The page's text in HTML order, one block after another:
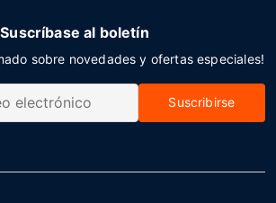
Suscríbase al boletín
sobre novedades y ofertas especiales!
Suscribirse